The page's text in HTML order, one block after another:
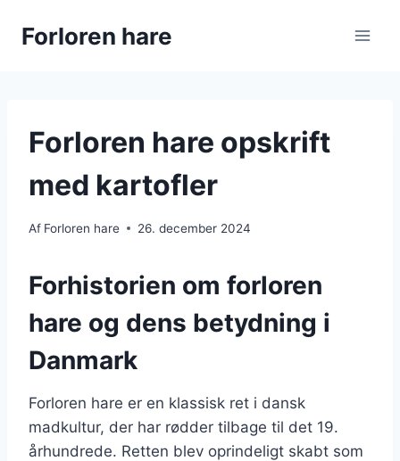
Forloren hare
Forloren hare opskrift
med kartofler
Af Forloren hare 26. december 2024
Forhistorien om forloren
hare og dens betydning i
Danmark
Forloren hare er en klassisk ret i dansk
madkultur, der har rødder tilbage til det 19.
århundrede. Retten blev oprindeligt skabt som